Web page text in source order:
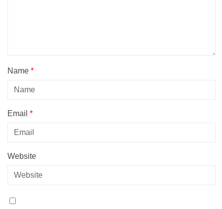
Name *
Email *
Website